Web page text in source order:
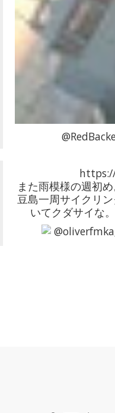
また雨模様の週初
豆島一周サイクリ
いてクダサイな